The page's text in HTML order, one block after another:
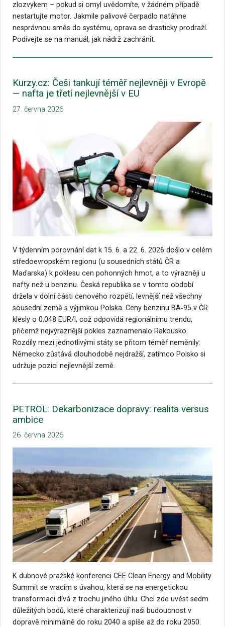
zlozvykem – pokud si omyl uvědomíte, v žádném případě
nestartujte motor. Jakmile palivové čerpadlo natáhne
nesprávnou směs do systému, oprava se drasticky prodraží.
Podívejte se na manuál, jak nádrž zachránit.
Kurzy.cz: Češi tankují téměř nejlevněji v Evropě
— nafta je třetí nejlevnější v EU
27. června 2026
V týdenním porovnání dat k 15. 6. a 22. 6. 2026 došlo v celém
středoevropském regionu (u sousedních států ČR a
Maďarska) k poklesu cen pohonných hmot, a to výrazněji u
nafty než u benzinu. Česká republika se v tomto období
držela v dolní části cenového rozpětí, levnější než všechny
sousední země s výjimkou Polska. Ceny benzinu BA‑95 v ČR
klesly o 0,048 EUR/l, což odpovídá regionálnímu trendu,
přičemž nejvýraznější pokles zaznamenalo Rakousko.
Rozdíly mezi jednotlivými státy se přitom téměř neměnily:
Německo zůstává dlouhodobě nejdražší, zatímco Polsko si
udržuje pozici nejlevnější země.
PETROL: Dekarbonizace dopravy: realita versus
ambice
26. června 2026
K dubnové pražské konferenci CEE Clean Energy and Mobility
Summit se vracím s úvahou, která se na energetickou
transformaci dívá z trochu jiného úhlu. Chci zde uvést sedm
důležitých bodů, které charakterizují naši budoucnost v
dopravě minimálně do roku 2040 a spíše až do roku 2050.